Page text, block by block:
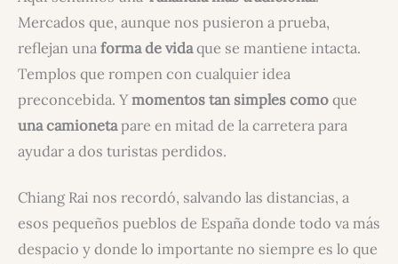
Mercados que, aunque nos pusieron a prueba,
reflejan una forma de vidaque se mantiene intacta.
Templos que rompen con cualquier idea
preconcebida. Ymomentos tan simples comoque
una camionetapare en mitad de la carretera para
ayudar a dos turistas perdidos.
Chiang Rai nos recordó, salvando las distancias, a
esos pequeños pueblos de España donde todo va más
despacio y donde lo importante no siempre es lo que